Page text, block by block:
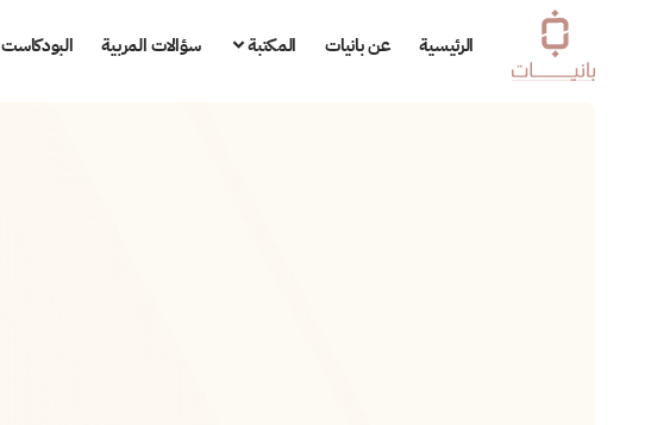
الرئيسية عن بانيات المكتبة سؤالات المربية البودكاست